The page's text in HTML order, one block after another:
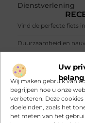
Uw
Wij maken gebruik van
begrijpen hoe u onze
verbeteren. Deze
doeleinden, zoals het
het meten van het
Dienstverlening
Vind de perfecte fiets
Duurzaamheid en
voorkom je onnodige
Strakke wanden met
Is SEO nog relevant in
Balgkoppeling versus